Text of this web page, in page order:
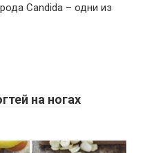
Candida – одни из
на ногах